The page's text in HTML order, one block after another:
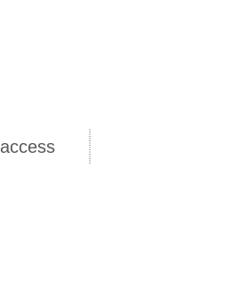
access